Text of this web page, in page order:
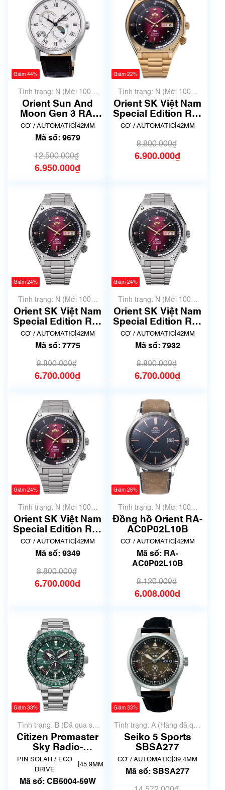
Giảm 44%
Tình trạng: N (Mới 100%
chưa qua sử dụng)
Orient Sun And
Moon Gen 3 RA-
AK0008S30B |
AK00-C0-B | Mã số
CƠ / AUTOMATIC| 42MM
Mã số: 9679
12.500.000₫
6.950.000₫
Giảm 22%
Tình trạng: N (Mới 100%
chưa qua sử dụng)
Orient SK Việt Nam
Special Edition RA-
AA0B04R19B | Size
CƠ / AUTOMATIC| 42MM
8.800.000₫
6.900.000₫
Giảm 24%
Tình trạng: N (Mới 100%
chưa qua sử dụng)
Orient SK Việt Nam
Special Edition RA-
AA0B05R19B | Size
42mm | Mã số 7775
CƠ / AUTOMATIC| 42MM
Mã số: 7775
8.800.000₫
6.700.000₫
Giảm 24%
Tình trạng: N (Mới 100%
chưa qua sử dụng)
Orient SK Việt Nam
Special Edition RA-
AA0B05R19B | Size
42mm | Mã số 7932
CƠ / AUTOMATIC| 42MM
Mã số: 7932
8.800.000₫
6.700.000₫
Giảm 24%
Tình trạng: N (Mới 100%
chưa qua sử dụng)
Orient SK Việt Nam
Special Edition RA-
AA0B05R19B | Size
42mm | Mã số 9349
CƠ / AUTOMATIC| 42MM
Mã số: 9349
8.800.000₫
6.700.000₫
Giảm 26%
Tình trạng: N (Mới 100%
chưa qua sử dụng)
Đồng hồ Orient RA-
AC0P02L10B
CƠ / AUTOMATIC| 42MM
Mã số: RA-
AC0P02L10B
8.120.000₫
6.008.000₫
Giảm 33%
Tình trạng: B (Đã qua sử
dụng, hàng đẹp, có chút
xước dăm)
Citizen Promaster
Sky Radio-
Controlled CB5004-
59W
PIN SOLAR / ECO
DRIVE
45.9MM
Mã số: CB5004-59W
Giảm 33%
Tình trạng: A (Hàng đã qua
sử dụng nhưng rất đẹp,
không có xước)
Seiko 5 Sports
SBSA277
CƠ / AUTOMATIC 39.4MM
Mã số: SBSA277